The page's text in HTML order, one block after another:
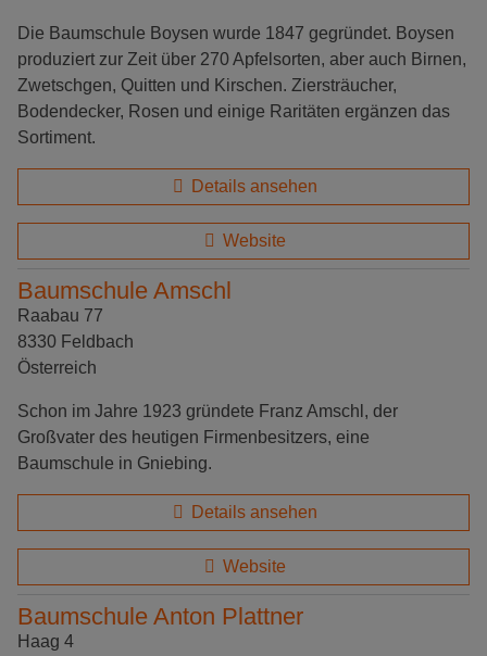
Die Baumschule Boysen wurde 1847 gegründet. Boysen
produziert zur Zeit über 270 Apfelsorten, aber auch Birnen,
Zwetschgen, Quitten und Kirschen. Ziersträucher,
Bodendecker, Rosen und einige Raritäten ergänzen das
Sortiment.
Details ansehen
Website
Baumschule Amschl
Raabau 77
8330 Feldbach
Österreich
Schon im Jahre 1923 gründete Franz Amschl, der
Großvater des heutigen Firmenbesitzers, eine
Baumschule in Gniebing.
Details ansehen
Website
Baumschule Anton Plattner
Haag 4